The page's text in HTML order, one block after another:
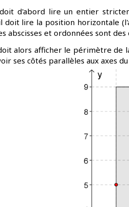
d'abord lire un entier
doit lire la position horizontale
abscisses et ordonnées sont
alors afficher le périmètre de
ses côtés parallèles aux axes